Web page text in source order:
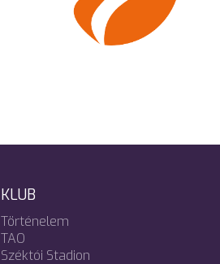
KLUB
Történelem
TAO
Széktói Stadion